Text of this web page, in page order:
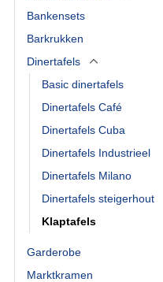
Bankensets
Barkrukken
Dinertafels
Basic dinertafels
Dinertafels Café
Dinertafels Cuba
Dinertafels Industrieel
Dinertafels Milano
Dinertafels steigerhout
Klaptafels
Garderobe
Marktkramen